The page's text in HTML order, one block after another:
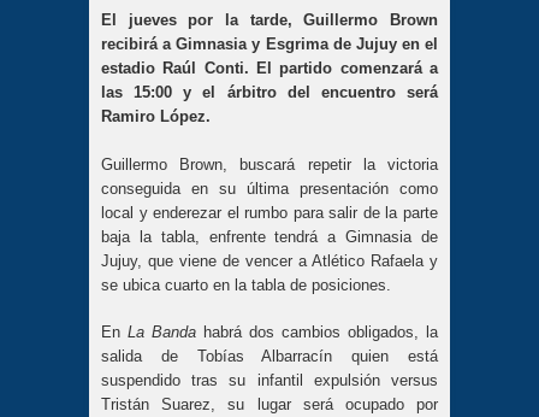
El jueves por la tarde, Guillermo Brown
recibirá a Gimnasia y Esgrima de Jujuy en el
estadio Raúl Conti. El partido comenzará a
las 15:00 y el árbitro del encuentro será
Ramiro López.
Guillermo Brown, buscará repetir la victoria
conseguida en su última presentación como
local y enderezar el rumbo para salir de la parte
baja la tabla, enfrente tendrá a Gimnasia de
Jujuy, que viene de vencer a Atlético Rafaela y
se ubica cuarto en la tabla de posiciones.
En La Banda habrá dos cambios obligados, la
salida de Tobías Albarracín quien está
suspendido tras su infantil expulsión versus
Tristán Suarez, su lugar será ocupado por